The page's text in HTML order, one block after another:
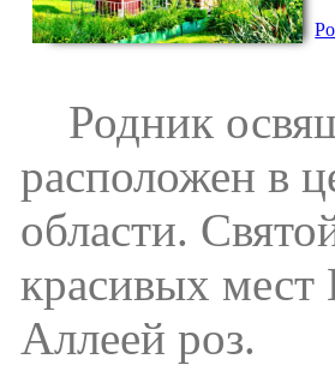
Родник
расположен в
области.
красивых мест
Аллеей роз.